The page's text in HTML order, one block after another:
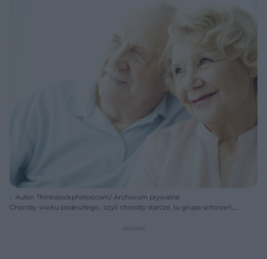
Autor: Thinkstockphotos.com/ Archiwum prywatne
Choroby wieku podeszłego , czyli choroby starcze, to grupa schorzeń,